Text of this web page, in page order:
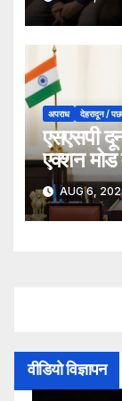
अपराध देहरादून /
एसएसपी
एक्शन
AUG 6,
वीडियो विज्ञापन